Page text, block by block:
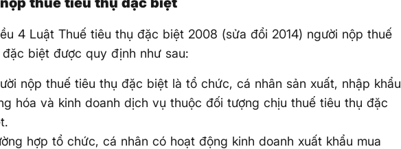
4 Luật Thuế tiêu thụ đặc biệt 2008 (sửa đổi 2014) người nộp thuế
biệt được quy định như sau:
nộp thuế tiêu thụ đặc biệt là tổ chức, cá nhân sản xuất, nhập khẩu
hóa và kinh doanh dịch vụ thuộc đối tượng chịu thuế tiêu thụ đặc
hợp tổ chức, cá nhân có hoạt động kinh doanh xuất khẩu mua